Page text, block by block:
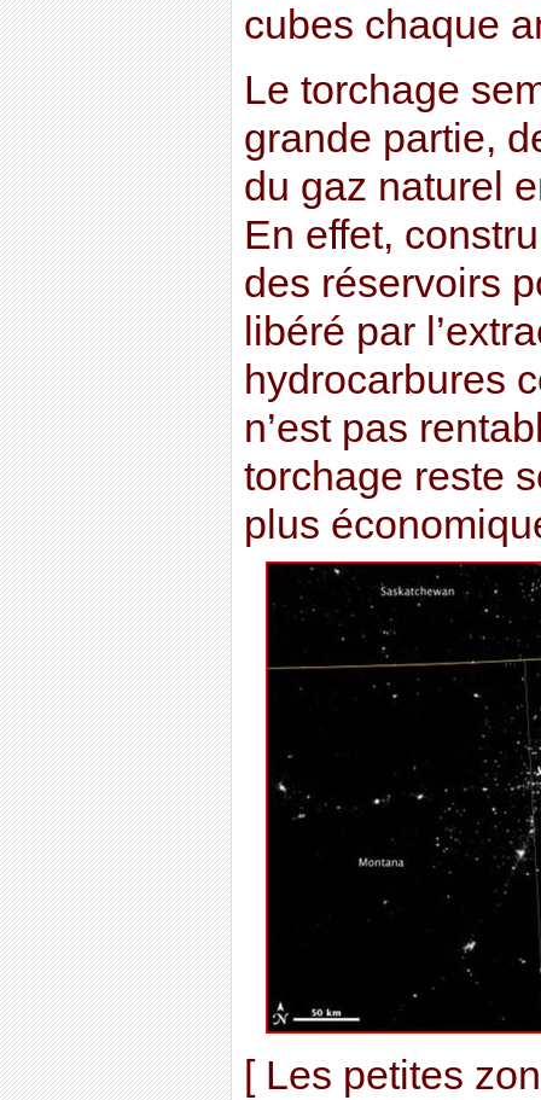
cubes chaque
Le torchage
grande partie,
du gaz naturel
En effet,
des réservoirs
libéré par
hydrocarbures
n’est pas
torchage reste
plus
[ Les petites